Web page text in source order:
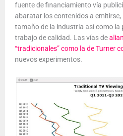
fuente de financiamiento vía
abaratar los contenidos a emitirse,
tamaño de la industria así como la
trabajo de calidad. Las vías de
“tradicionales” como la de Turner
nuevos experimentos.